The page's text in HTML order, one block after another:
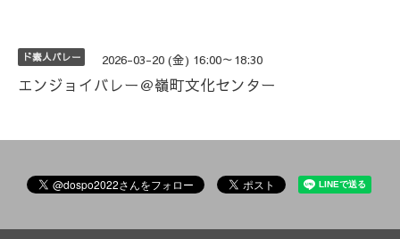
ド素人バレー 2026-03-20 (金) 16:00～18:30
エンジョイバレー＠嶺町文化センター